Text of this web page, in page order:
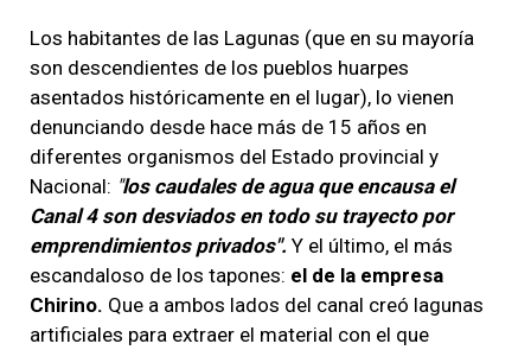
Los habitantes de las Lagunas (que en su mayoría
son descendientes de los pueblos huarpes
asentados históricamente en el lugar), lo vienen
denunciando desde hace más de 15 años en
diferentes organismos del Estado provincial y
Nacional: "los caudales de agua que encausa el
Canal 4 son desviados en todo su trayecto por
emprendimientos privados". Y el último, el más
escandaloso de los tapones: el de la empresa
Chirino. Que a ambos lados del canal creó lagunas
artificiales para extraer el material con el que